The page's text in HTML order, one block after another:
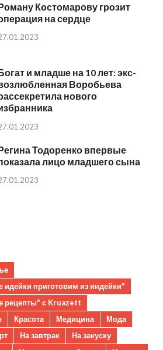
Костомарову грозит
на сердце
и младше на 10 лет: экс-
Воробьева
нового
Тодоренко впервые
лицо младшего сына
идейки приготовим из индейки"
рецепты" с Kruazett
Красота Медицина
Мода
На завтрак
На закуску